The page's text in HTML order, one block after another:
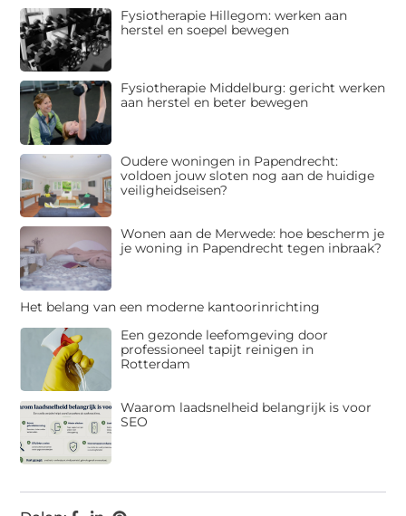
Fysiotherapie Hillegom: werken aan
herstel en soepel bewegen
Fysiotherapie Middelburg: gericht werken
aan herstel en beter bewegen
Oudere woningen in Papendrecht:
voldoen jouw sloten nog aan de huidige
veiligheidseisen?
Wonen aan de Merwede: hoe bescherm je
je woning in Papendrecht tegen inbraak?
Het belang van een moderne kantoorinrichting
Een gezonde leefomgeving door
professioneel tapijt reinigen in
Rotterdam
Waarom laadsnelheid belangrijk is voor
SEO